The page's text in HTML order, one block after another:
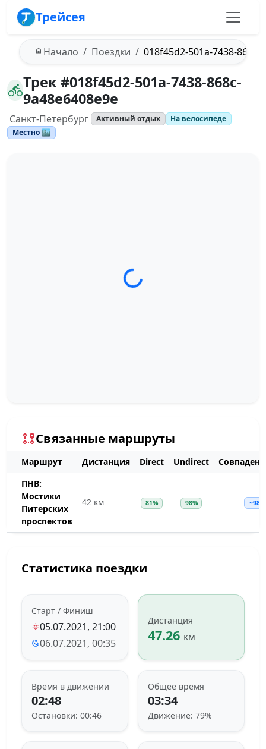
Трейсея
Начало Поездки 018f45d2-501a-7438-868c-
Трек #018f45d2-501a-7438-868c-
9a48e6408e9e
Санкт-Петербург Активный отдых
На велосипеде
Местно 🏙️
Загрузка трека...
Связанные маршруты
Маршрут Дистанция Direct Undirect
ПНВ:
Мостики
Питерских
проспектов
42 км 81% 98% ~98%
Статистика поездки
Старт / Финиш
05.07.2021, 21:00
06.07.2021, 00:35
Дистанция
47.26 км
Время в движении
02:48
Остановки: 00:46
Общее время
03:34
Движение: 79%